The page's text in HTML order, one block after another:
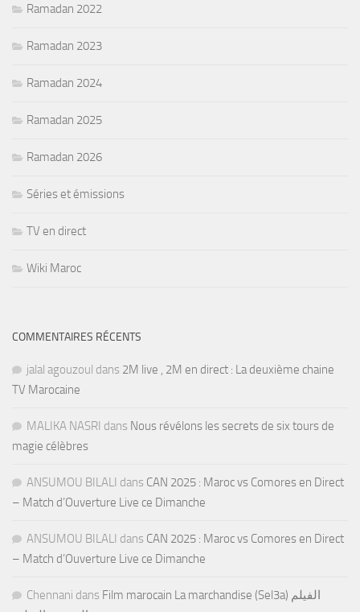
Ramadan 2022
Ramadan 2023
Ramadan 2024
Ramadan 2025
Ramadan 2026
Séries et émissions
TV en direct
Wiki Maroc
COMMENTAIRES RÉCENTS
jalal agouzoul dans 2M live , 2M en direct : La deuxième chaine
TV Marocaine
MALIKA NASRI dans Nous révélons les secrets de six tours de
magie célèbres
ANSUMOU BILALI dans CAN 2025 : Maroc vs Comores en Direct
– Match d’Ouverture Live ce Dimanche
ANSUMOU BILALI dans CAN 2025 : Maroc vs Comores en Direct
– Match d’Ouverture Live ce Dimanche
Chennani dans Film marocain La marchandise (Sel3a) الفيلم